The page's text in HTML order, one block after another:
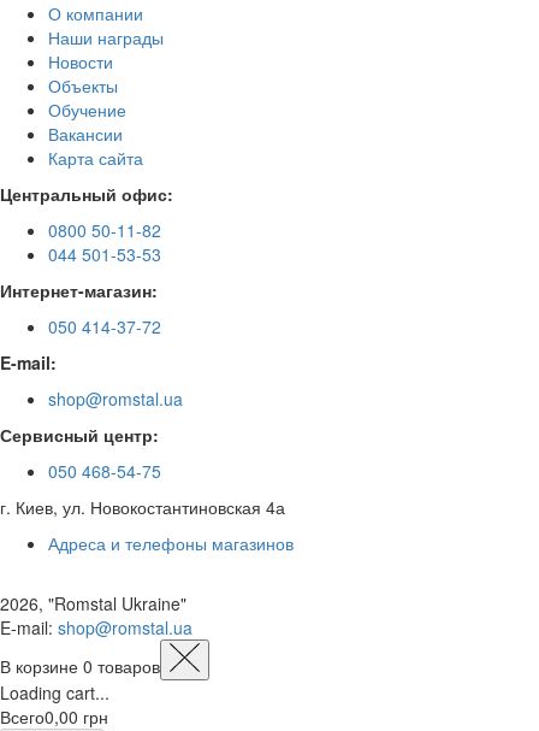
О компании
Наши награды
Новости
Объекты
Обучение
Вакансии
Карта сайта
Центральный офис:
0800 50-11-82
044 501-53-53
Интернет-магазин:
050 414-37-72
E-mail:
shop@romstal.ua
Сервисный центр:
050 468-54-75
г. Киев, ул. Новокостантиновская 4а
Адреса и телефоны магазинов
2026, "Romstal Ukraine"
​E-mail: shop@romstal.ua
В корзине 0 товаров
Loading cart...
Всего0,00 грн